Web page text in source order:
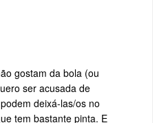
gostam da bola (ou
ser acusada de
deixá-las/os no
tem bastante pinta. E